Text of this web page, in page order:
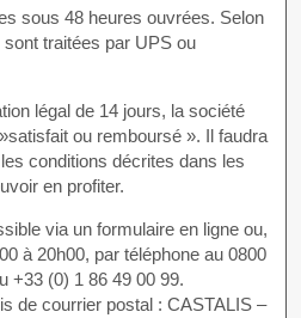
sous 48 heures ouvrées. Selon
traitées par UPS ou
légal de 14 jours, la société
ou remboursé ». Il faudra
conditions décrites dans les
en profiter.
via un formulaire en ligne ou,
à 20h00, par téléphone au 0800
+33 (0) 1 86 49 00 99.
de courrier postal : CASTALIS –